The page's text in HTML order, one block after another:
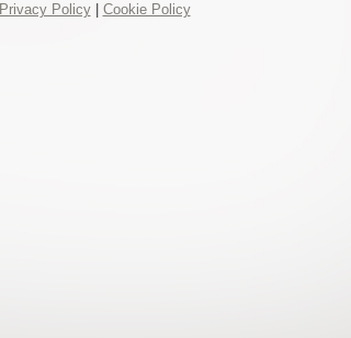
Privacy Policy| Cookie Policy